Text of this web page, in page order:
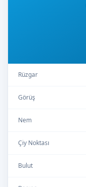
Rüzgar
Görüş
Nem
Çiy Noktası
Bulut